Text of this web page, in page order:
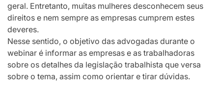
geral. Entretanto, muitas mulheres desconhecem seus
direitos e nem sempre as empresas cumprem estes
deveres.
Nesse sentido, o objetivo das advogadas durante o
webinar é informar as empresas e as trabalhadoras
sobre os detalhes da legislação trabalhista que versa
sobre o tema, assim como orientar e tirar dúvidas.